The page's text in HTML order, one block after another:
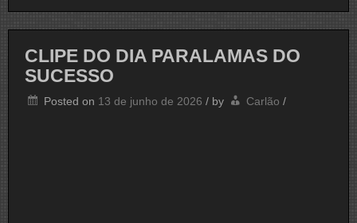
Rock
Que
Foram
Censuradas
Mundo
CLIPE DO DIA PARALAMAS DO
SUCESSO
Posted on 13 de junho de 2026 / by Carlão /